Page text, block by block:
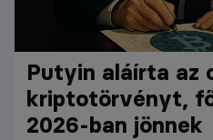
Putyin aláírta az
kriptotörvényt,
2026-ban jönnek